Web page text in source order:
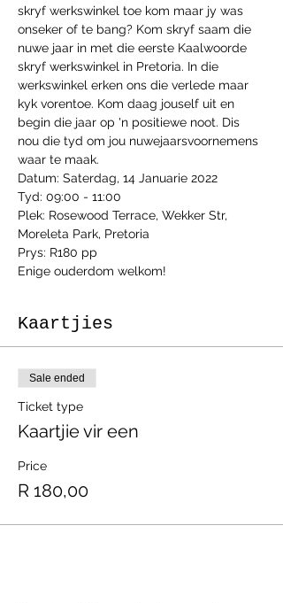
skryf werkswinkel toe kom maar jy was
onseker of te bang? Kom skryf saam die
nuwe jaar in met die eerste Kaalwoorde
skryf werkswinkel in Pretoria. In die
werkswinkel erken ons die verlede maar
kyk vorentoe. Kom daag jouself uit en
begin die jaar op 'n positiewe noot. Dis
nou die tyd om jou nuwejaarsvoornemens
waar te maak.
Datum: Saterdag, 14 Januarie 2022
Tyd: 09:00 - 11:00
Plek: Rosewood Terrace, Wekker Str,
Moreleta Park, Pretoria
Prys: R180 pp
Enige ouderdom welkom!
Kaartjies
Sale ended
Ticket type
Kaartjie vir een
Price
R 180,00